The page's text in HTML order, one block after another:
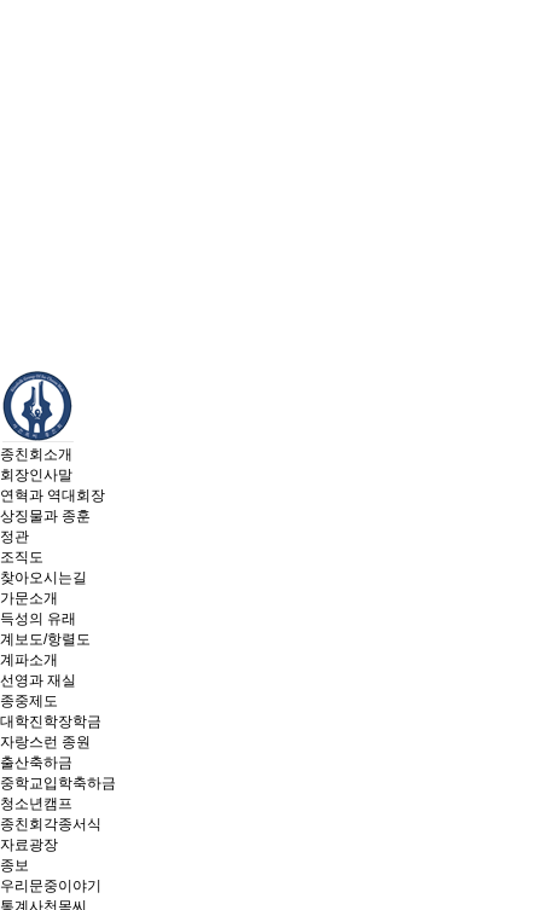
종친회소개
회장인사말
연혁과 역대회장
상징물과 종훈
정관
조직도
찾아오시는길
가문소개
득성의 유래
계보도/항렬도
계파소개
선영과 재실
종중제도
대학진학장학금
자랑스런 종원
출산축하금
중학교입학축하금
청소년캠프
종친회각종서식
자료광장
종보
우리문중이야기
통계사천목씨